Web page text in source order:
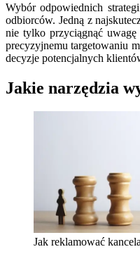
Wybór odpowiednich
odbiorców. Jedną z
nie tylko przyciągnąć
precyzyjnemu targetowaniu
decyzje potencjalnych
Jakie narzędzia
Jak reklamować